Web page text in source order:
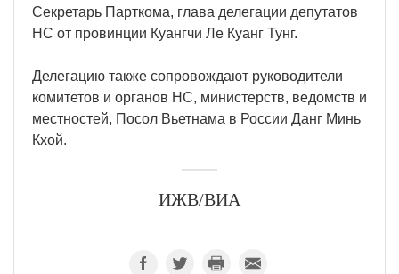
Секретарь Парткома, глава делегации депутатов
НС от провинции Куангчи Ле Куанг Тунг.
Делегацию также сопровождают руководители
комитетов и органов НС, министерств, ведомств и
местностей, Посол Вьетнама в России Данг Минь
Кхой.
ИЖВ/ВИА